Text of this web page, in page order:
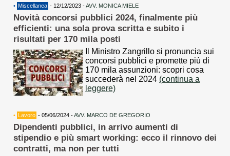
• Miscellanea - 12/12/2023 -AVV. MONICA MIELE
Novità concorsi pubblici 2024, finalmente più
efficienti: una sola prova scritta e subito i
risultati per 170 mila posti
Il Ministro Zangrillo si pronuncia sui
concorsi pubblici e promette più di
170 mila assunzioni: scopri cosa
succederà nel 2024 (continua a
leggere)
• Lavoro - 05/06/2024 -AVV. MARCO DE GREGORIO
Dipendenti pubblici, in arrivo aumenti di
stipendio e più smart working: ecco il rinnovo dei
contratti, ma non per tutti